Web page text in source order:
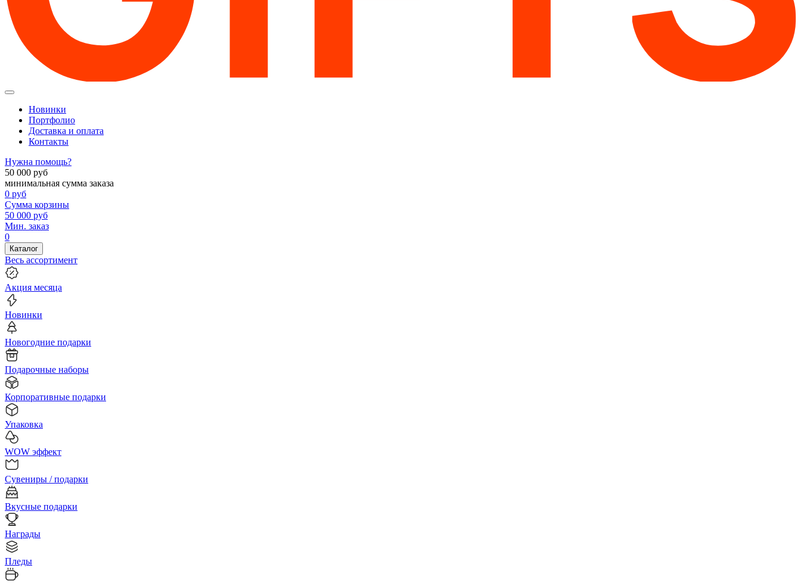
Новинки
Портфолио
Доставка и оплата
Контакты
Нужна помощь?
50 000 руб
минимальная сумма заказа
0 руб
Сумма корзины
50 000 руб
Мин. заказ
0
Каталог
Весь ассортимент
Акция месяца
Новинки
Новогодние подарки
Подарочные наборы
Корпоративные подарки
Упаковка
WOW эффект
Сувениры / подарки
Вкусные подарки
Награды
Пледы